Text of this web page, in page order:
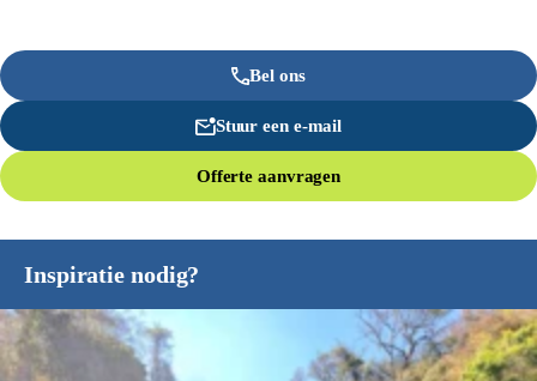
Bel ons
Stuur een e-mail
Offerte aanvragen
Inspiratie nodig?